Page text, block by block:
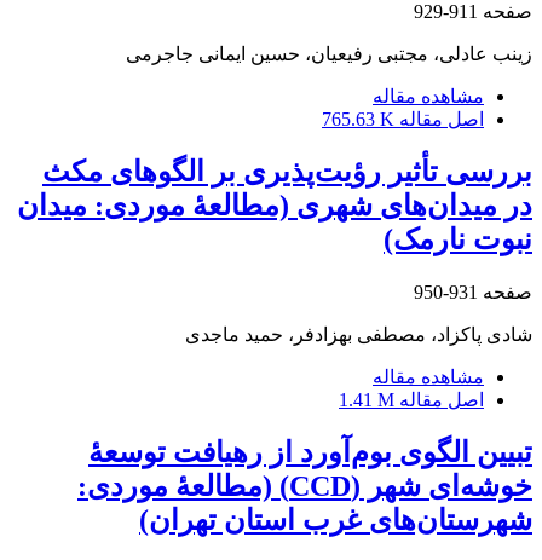
صفحه 911-929
زینب عادلی، مجتبی رفیعیان، حسین ایمانی جاجرمی
مشاهده مقاله
اصل مقاله 765.63 K
بررسی تأثیر رؤیت‌پذیری بر الگوهای مکث
در میدان‌های شهری (مطالعۀ موردی: میدان
نبوت نارمک)
صفحه 931-950
شادی پاکزاد، مصطفی بهزادفر، حمید ماجدی
مشاهده مقاله
اصل مقاله 1.41 M
تبیین الگوی بوم‌آورد از رهیافت توسعۀ
خوشه‌ای شهر (CCD) (مطالعۀ موردی:
شهرستان‌های غرب استان تهران)